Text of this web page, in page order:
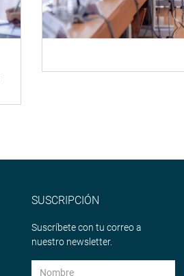
SUSCRIPCIÓN
Suscríbete con tu correo a
nuestro newsletter.